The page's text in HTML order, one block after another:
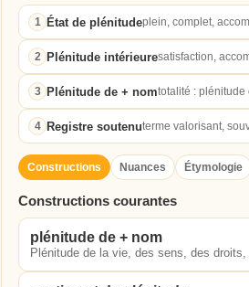
1 État de plénitudeplein, complet,
2 Plénitude intérieuresatisfaction,
3 Plénitude de + nomtotalité : plénitude
4 Registre soutenuterme valorisant,
Constructions Nuances Étymologie
Constructions courantes
plénitude de + nom
Plénitude de la vie, des sens, des